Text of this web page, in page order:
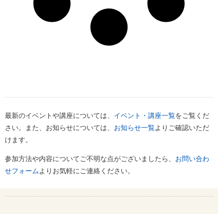
最新のイベントや講座については、 イベント・講座一覧をご覧くだ
さい。また、お知らせについては、 お知らせ一覧よりご確認いただ
けます。
参加方法や内容についてご不明な点がございましたら、 お問い合わ
せフォームよりお気軽にご連絡ください。